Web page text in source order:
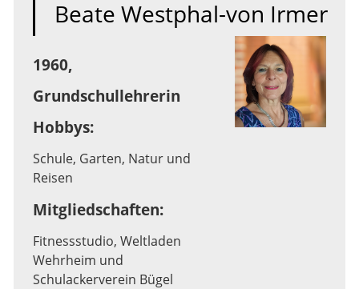
Beate Westphal-von Irmer
1960,
Grundschullehrerin
Hobbys:
Schule, Garten, Natur und
Reisen
Mitgliedschaften:
Fitnessstudio, Weltladen
Wehrheim und
Schulackerverein Bügel